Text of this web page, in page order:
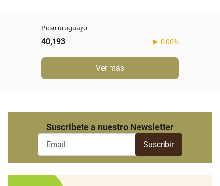
Peso uruguayo
40,193 0,00%
Ver más
Suscribete a nuestro Newsletter